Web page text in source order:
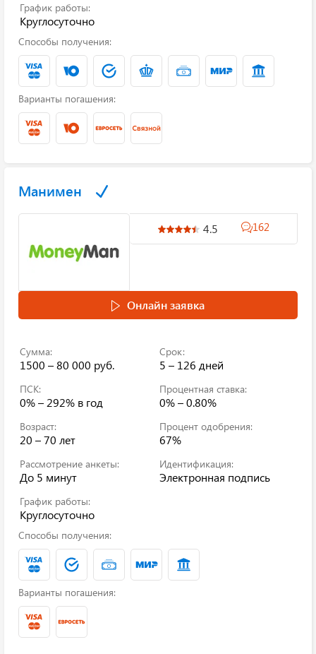
График работы:
Круглосуточно
Способы получения:
Варианты погашения:
Манимен
4.5 162
Онлайн заявка
Сумма:
1500 – 80 000 руб.
Срок:
5 – 126 дней
ПСК:
0% – 292% в год
Процентная ставка:
0% – 0.80%
Возраст:
20 – 70 лет
Процент одобрения:
67%
Рассмотрение анкеты:
До 5 минут
Идентификация:
Электронная подпись
График работы:
Круглосуточно
Способы получения:
Варианты погашения: